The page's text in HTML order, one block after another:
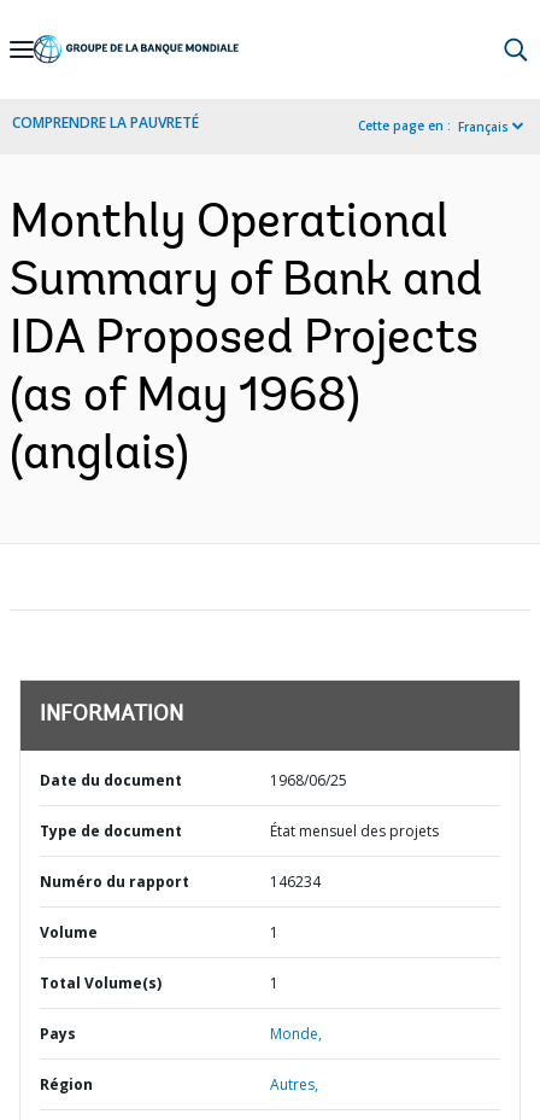
Skip
Navigation
COMPRENDRE LA PAUVRETÉ Cette page en : Français
Monthly Operational
Summary of Bank and
IDA Proposed Projects
(as of May 1968)
(anglais)
INFORMATION
Date du document 1968/06/25
Type de document État mensuel des projets
Numéro du rapport 146234
Volume 1
Total Volume(s) 1
Pays Monde,
Région Autres,